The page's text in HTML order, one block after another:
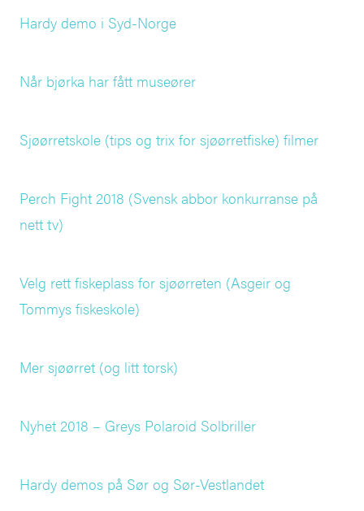
Hardy demo i Syd-Norge
Når bjørka har fått museører
Sjøørretskole (tips og trix for sjøørretfiske) filmer
Perch Fight 2018 (Svensk abbor konkurranse på
nett tv)
Velg rett fiskeplass for sjøørreten (Asgeir og
Tommys fiskeskole)
Mer sjøørret (og litt torsk)
Nyhet 2018 – Greys Polaroid Solbriller
Hardy demos på Sør og Sør-Vestlandet